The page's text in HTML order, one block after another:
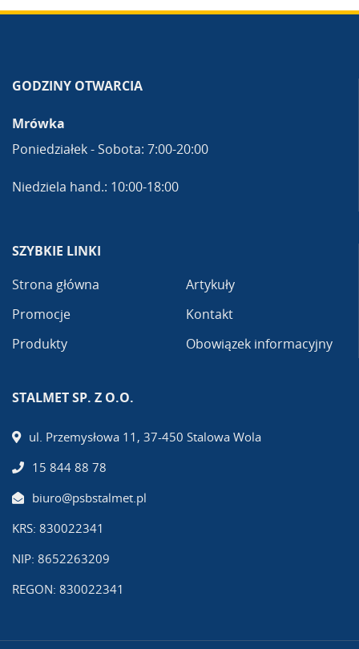
GODZINY OTWARCIA
Mrówka
Poniedziałek - Sobota: 7:00-20:00
Niedziela hand.: 10:00-18:00
SZYBKIE LINKI
Strona główna
Promocje
Produkty
Artykuły
Kontakt
Obowiązek informacyjny
STALMET SP. Z O.O.
ul. Przemysłowa 11, 37-450 Stalowa Wola
15 844 88 78
biuro@psbstalmet.pl
KRS: 830022341
NIP: 8652263209
REGON: 830022341